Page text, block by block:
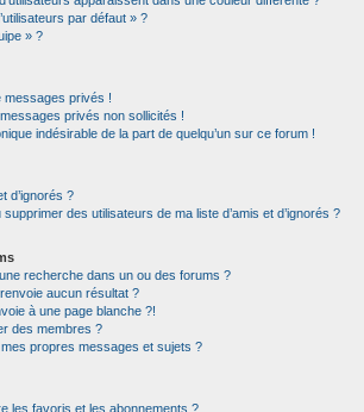
par défaut » ?
» ?
messages privés !
privés non sollicités !
indésirable de la part de quelqu’un sur ce forum !
d’ignorés ?
des utilisateurs de ma liste d’amis et d’ignorés ?
recherche dans un ou des forums ?
aucun résultat ?
à une page blanche ?!
des membres ?
propres messages et sujets ?
les favoris et les abonnements ?